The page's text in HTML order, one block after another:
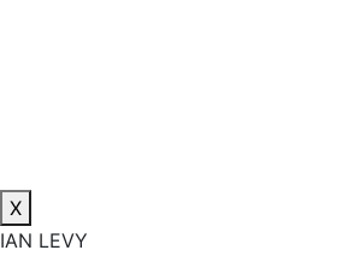
X
IAN LEVY